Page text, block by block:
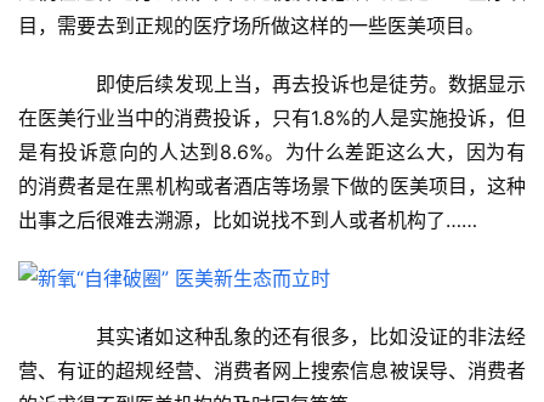
业
5
G
人
能
A
目，需要去到正规的医疗场所做这样的一些医美项目。
即使后续发现上当，再去投诉也是徒劳。数据显示
在医美行业当中的消费投诉，只有1.8%的人是实施投诉，但
是有投诉意向的人达到8.6%。为什么差距这么大，因为有
的消费者是在黑机构或者酒店等场景下做的医美项目，这种
出事之后很难去溯源，比如说找不到人或者机构了……
其实诸如这种乱象的还有很多，比如没证的非法经
营、有证的超规经营、消费者网上搜索信息被误导、消费者